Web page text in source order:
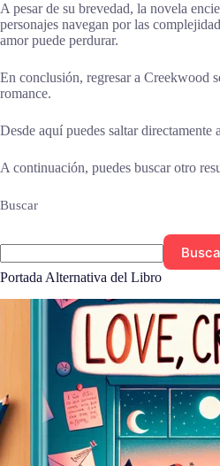
A pesar de su brevedad, la novela
personajes navegan por las
amor puede perdurar.
En conclusión, regresar a Creekwood
romance.
Desde aquí puedes saltar directamente
A continuación, puedes buscar otro
Buscar
Portada Alternativa del Libro